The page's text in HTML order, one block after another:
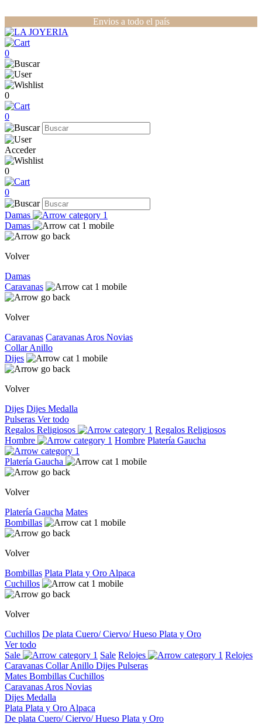
Envios a todo el país
0
0
0
Acceder
0
0
Damas
Damas
Volver
Damas
Caravanas
Volver
Caravanas Caravanas Aros Novias
CollarAnillo
Dijes
Volver
Dijes Dijes Medalla
Pulseras Ver todo
Regalos Religiosos
Regalos Religiosos
Hombre
Hombre Platería Gaucha
Platería Gaucha
Volver
Platería Gaucha Mates
Bombillas
Volver
Bombillas Plata Plata y Oro Alpaca
Cuchillos
Volver
Cuchillos De plata Cuero/ Ciervo/ Hueso Plata y Oro
Ver todo
Sale
Sale Relojes
Relojes
Caravanas CollarAnillo Dijes Pulseras
Mates Bombillas Cuchillos
Caravanas Aros Novias
Dijes Medalla
Plata Plata y Oro Alpaca
De plata Cuero/ Ciervo/ Hueso Plata y Oro